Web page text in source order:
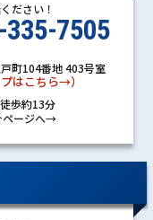
ださい！
335-7505
町104番地 403号室
はこちら→）
歩約13分
ページへ→